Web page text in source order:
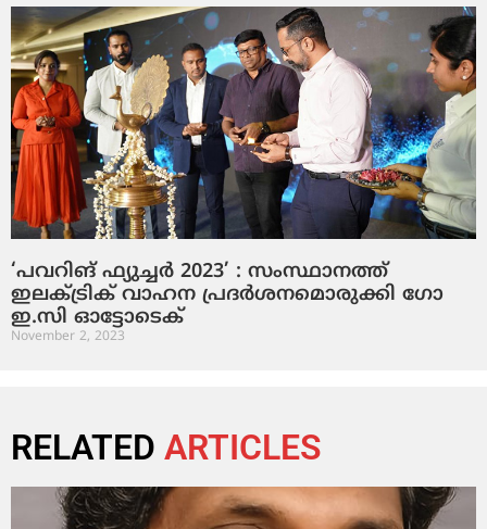
‘പവറിങ് ഫ്യുച്ചര്‍ 2023’ : സംസ്ഥാനത്ത്
ഇലക്ട്രിക് വാഹന പ്രദര്‍ശനമൊരുക്കി ഗോ
ഇ.സി ഓട്ടോടെക്
November 2, 2023
RELATED ARTICLES